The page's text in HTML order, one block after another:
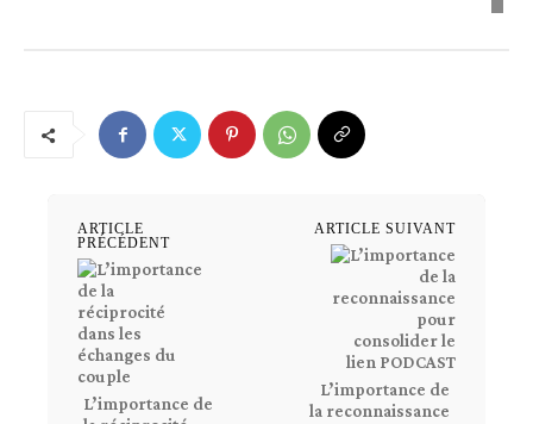
ARTICLE
PRÉCÉDENT
L’importance de
ARTICLE SUIVANT
L’importance de
la reconnaissance